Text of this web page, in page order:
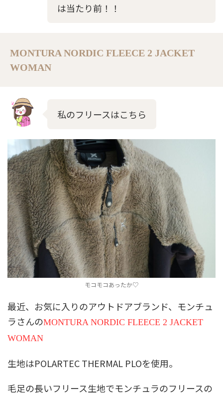
は当たり前！！
MONTURA NORDIC FLEECE 2 JACKET
WOMAN
私のフリースはこちら
モコモコあったか♡
最近、お気に入りのアウトドアブランド、モンチュ
ラさんのMONTURA NORDIC FLEECE 2 JACKET
WOMAN
生地はPOLARTEC THERMAL PLOを使用。
毛足の長いフリース生地でモンチュラのフリースの